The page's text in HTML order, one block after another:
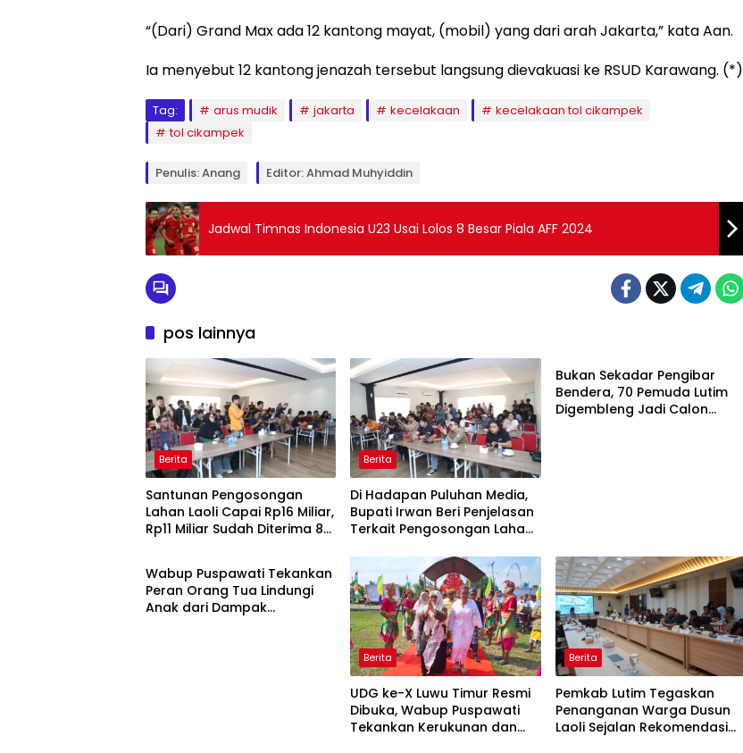
“(Dari) Grand Max ada 12 kantong mayat, (mobil) yang dari arah Jakarta,” kata Aan.
Ia menyebut 12 kantong jenazah tersebut langsung dievakuasi ke RSUD Karawang. (*)
Tag: arus mudik jakarta kecelakaan
kecelakaan tol cikampek
tol cikampek
Penulis: Anang Editor: Ahmad Muhyiddin
Jadwal Timnas Indonesia U23 Usai Lolos 8 Besar Piala AFF 2024
pos lainnya
Berita
Santunan Pengosongan
Lahan Laoli Capai Rp16 Miliar,
Rp11 Miliar Sudah Diterima 83
Berita
Di Hadapan Puluhan Media,
Bupati Irwan Beri Penjelasan
Terkait Pengosongan Lahan
‎Bukan Sekadar Pengibar
Bendera, 70 Pemuda Lutim
Digembleng Jadi Calon
Berita
Wabup Puspawati Tekankan
Peran Orang Tua Lindungi
Anak dari Dampak
Berita
UDG ke-X Luwu Timur Resmi
Dibuka, Wabup Puspawati
Tekankan Kerukunan dan
Berita
Pemkab Lutim Tegaskan
Penanganan Warga Dusun
Laoli Sejalan Rekomendasi